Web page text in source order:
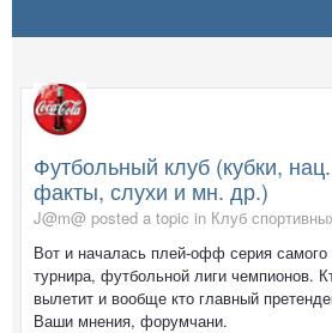
Футбольный клуб (кубки,
факты, слухи и мн. др.)
J@m@ posted a topic in Клуб
Вот и началась плей-офф серия самого
турнира, футбольной лиги чемпионов.
вылетит и вообще кто главный
Ваши мнения, форумчани.